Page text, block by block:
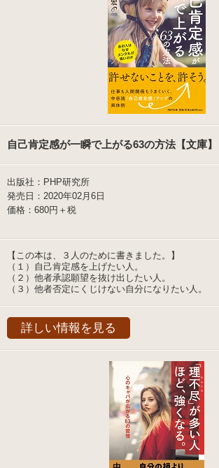
自己肯定感が一瞬で上がる63の方法【文庫】
出版社：PHP研究所
発売日：2020年02月6日
価格：680円＋税
【この本は、３人のために書きました。】
（１）自己肯定感を上げたい人。
（２）他者承認願望を抜け出したい人。
（３）他者否定にくじけない自分になりたい人。
詳しい情報を見る